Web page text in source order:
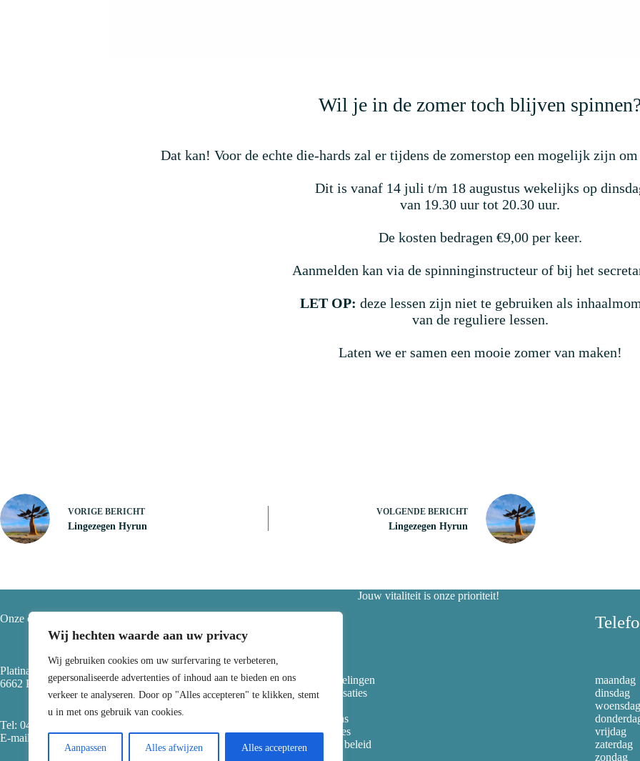
Wij hechten waarde aan uw privacy
Wij gebruiken cookies om uw surfervaring te verbeteren,
gepersonaliseerde advertenties of inhoud aan te bieden en ons
verkeer te analyseren. Door op "Alles accepteren" te klikken, stemt
u in met ons gebruik van cookies.
Aanpassen Alles afwijzen Alles accepteren
Wil je in de zomer toch blijven
Dat kan! Voor de echte die-hards zal er tijdens de zomerstop een mogelijk zijn
Dit is vanaf 14 juli t/m 18 augustus wekelijks op
van 19.30 uur tot 20.30 uur.
De kosten bedragen €9,00 per keer.
Aanmelden kan via de spinninginstructeur of bij het
LET OP: deze lessen zijn niet te gebruiken als
van de reguliere lessen.
Laten we er samen een mooie zomer van maken!
VORIGE BERICHT
Lingezegen Hyrun
VOLGENDE BERICHT
Lingezegen Hyrun
Jouw vitaliteit is onze prioriteit!
Onze contactgegevens
Platinaweg 15
6662 PR Elst
Tel: 0481459997
E-mail: info@scatt.nl
Behandelingen
>Specialisaties
Over ons
> Vacatures
> Privacy beleid
maandag
dinsdag
vrijdag
zaterdag
zondag